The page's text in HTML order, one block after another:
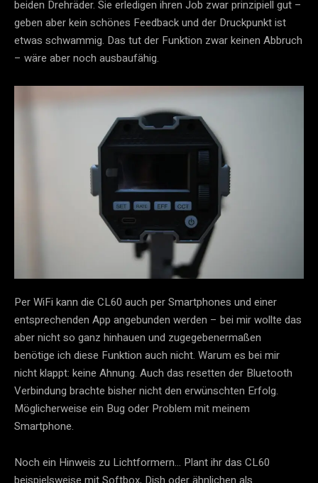
beiden Drehräder. Sie erledigen ihren Job zwar prinzipiell gut –
geben aber kein schönes Feedback und der Druckpunkt ist
etwas schwammig. Das tut der Funktion zwar keinen Abbruch
– wäre aber noch ausbaufähig.
Per WiFi kann die CL60 auch per Smartphones und einer
entsprechenden App angebunden werden – bei mir wollte das
aber nicht so ganz hinhauen und zugegebenermaßen
benötige ich diese Funktion auch nicht. Warum es bei mir
nicht klappt: keine Ahnung. Auch das resetten der Bluetooth
Verbindung brachte bisher nicht den erwünschten Erfolg.
Möglicherweise ein Bug oder Problem mit meinem
Smartphone.
Noch ein Hinweis zu Lichtformern… Plant ihr das CL60